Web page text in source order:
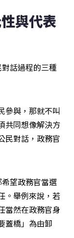
與代表
話過程的三種
參與，那就不叫
共同想像解決方
民對話，政務官
望政務官當選
。舉例來說，若
當然在政務官身
蓋橋」為由卸